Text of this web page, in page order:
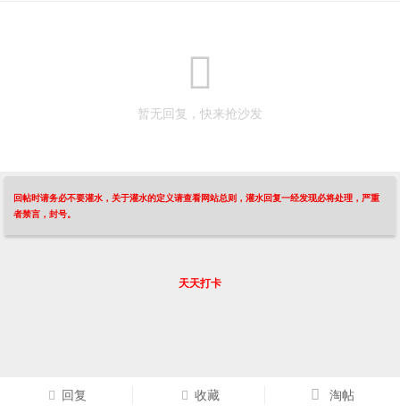
暂无回复，快来抢沙发
回帖时请务必不要灌水，关于灌水的定义请查看网站总则，灌水回复一经发现必将处理，严重
者禁言，封号。
回复 收藏 淘帖
天天打卡